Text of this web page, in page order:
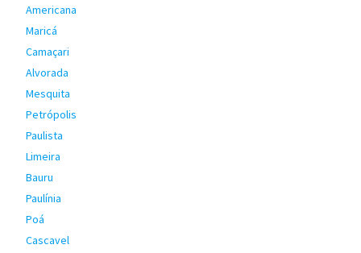
Americana
Maricá
Camaçari
Alvorada
Mesquita
Petrópolis
Paulista
Limeira
Bauru
Paulínia
Poá
Cascavel